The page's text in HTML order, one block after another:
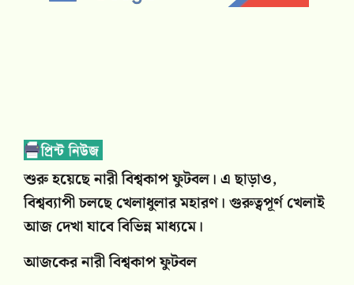
শুরু হয়েছে নারী বিশ্বকাপ ফুটবল। এ ছাড়াও,
বিশ্বব্যাপী চলছে খেলাধুলার মহারণ। গুরুত্বপূর্ণ খেলাই
আজ দেখা যাবে বিভিন্ন মাধ্যমে।
আজকের নারী বিশ্বকাপ ফুটবল